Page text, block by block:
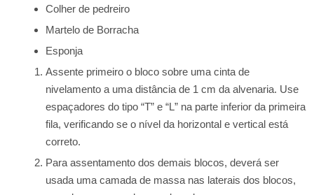
Colher de pedreiro
Martelo de Borracha
Esponja
Assente primeiro o bloco sobre uma cinta de
nivelamento a uma distância de 1 cm da alvenaria. Use
espaçadores do tipo “T” e “L” na parte inferior da primeira
fila, verificando se o nível da horizontal e vertical está
correto.
Para assentamento dos demais blocos, deverá ser
usada uma camada de massa nas laterais dos blocos,